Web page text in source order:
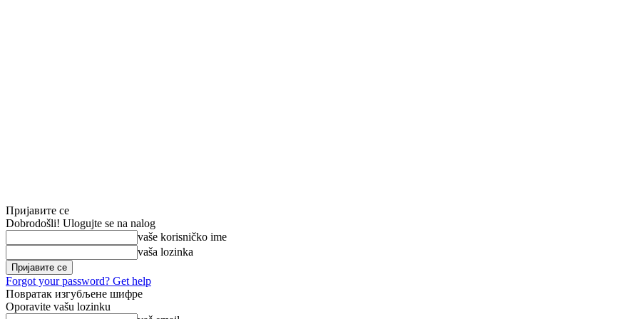
Пријавите се
Dobrodošli! Ulogujte se na nalog
vaše korisničko ime
vaša lozinka
Forgot your password? Get help
Повратак изгубљене шифре
Oporavite vašu lozinku